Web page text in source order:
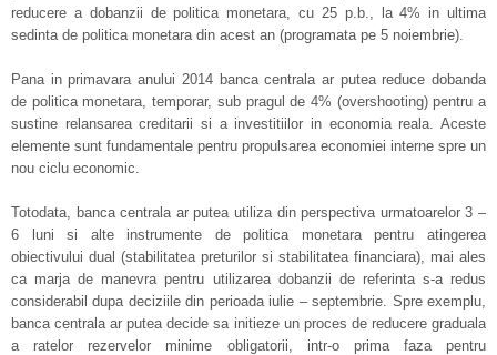
reducere a dobanzii de politica monetara, cu 25 p.b., la 4% in ultima
sedinta de politica monetara din acest an (programata pe 5 noiembrie).
Pana in primavara anului 2014 banca centrala ar putea reduce dobanda
de politica monetara, temporar, sub pragul de 4% (overshooting) pentru a
sustine relansarea creditarii si a investitiilor in economia reala. Aceste
elemente sunt fundamentale pentru propulsarea economiei interne spre un
nou ciclu economic.
Totodata, banca centrala ar putea utiliza din perspectiva urmatoarelor 3 –
6 luni si alte instrumente de politica monetara pentru atingerea
obiectivului dual (stabilitatea preturilor si stabilitatea financiara), mai ales
ca marja de manevra pentru utilizarea dobanzii de referinta s-a redus
considerabil dupa deciziile din perioada iulie – septembrie. Spre exemplu,
banca centrala ar putea decide sa initieze un proces de reducere graduala
a ratelor rezervelor minime obligatorii, intr-o prima faza pentru